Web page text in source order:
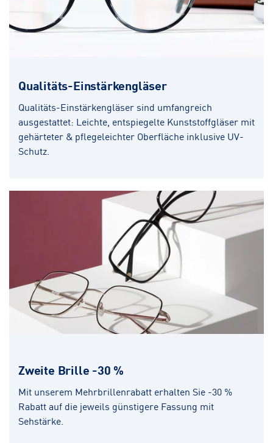
Qualitäts-Einstärkengläser
Qualitäts-Einstärkengläser sind umfangreich
ausgestattet: Leichte, entspiegelte Kunststoffgläser mit
gehärteter & pflegeleichter Oberfläche inklusive UV-
Schutz.
Zweite Brille -30 %
Mit unserem Mehrbrillenrabatt erhalten Sie -30 %
Rabatt auf die jeweils günstigere Fassung mit
Sehstärke.